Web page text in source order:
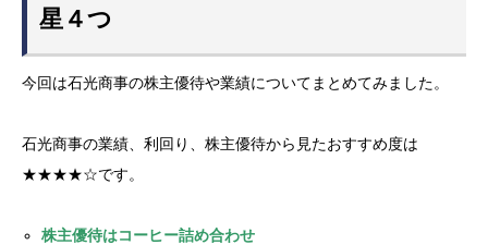
星４つ
今回は石光商事の株主優待や業績についてまとめてみました。
石光商事の業績、利回り、株主優待から見たおすすめ度は
★★★★☆です。
株主優待はコーヒー詰め合わせ